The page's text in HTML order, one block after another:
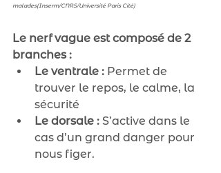
malades(Inserm/CNRS/Université Paris Cité)
Le nerf vague est composé de 2
branches :
Le ventrale : Permet de
trouver le repos, le calme, la
sécurité
Le dorsale : S’active dans le
cas d’un grand danger pour
nous figer.